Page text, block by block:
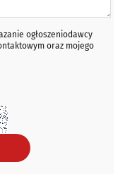
ogłoszeniodawcy
oraz mojego